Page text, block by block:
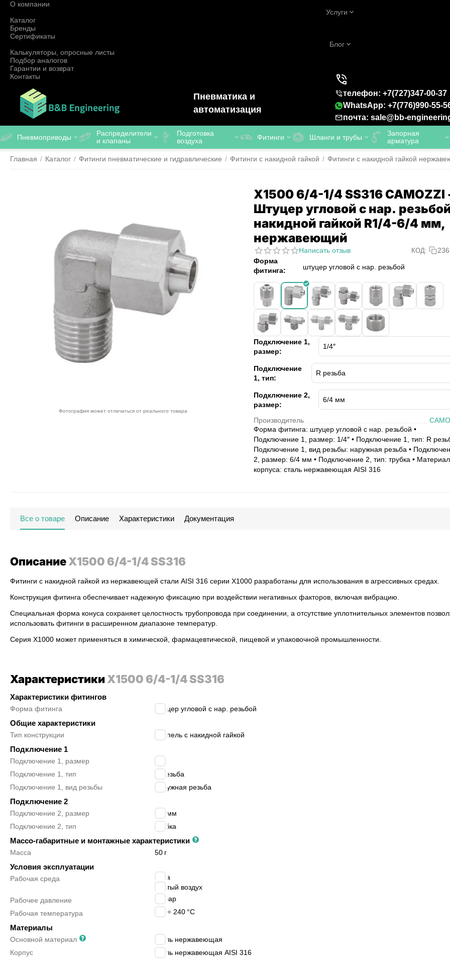
О компании
Услуги
Каталог
Бренды
Сертификаты
Блог
Калькуляторы, опросные листы
Подбор аналогов
Гарантии и возврат
Контакты
Пневматика и
автоматизация
телефон: +7(727)347-00-37
WhatsApp: +7(776)990-55-
почта: sale@bb-
Пневмоприводы
Распределители
и клапаны
Подготовка
воздуха
Фитинги Шланги и трубы
Запорная
арматура
Главная / Каталог / Фитинги пневматические и гидравлические / Фитинги с накидной гайкой / Фитинги с накидной гайкой
Фотография может отличаться от реального товара
X1500 6/4-1/4 SS316 CAMOZZI
Штуцер угловой с нар.
накидной гайкой R1/4-6/4 мм,
нержавеющий
Написать отзыв КОД:
Форма
фитинга:
штуцер угловой с нар. резьбой
Подключение 1,
размер:
Подключение
1, тип:
Подключение 2,
размер:
Производитель
Форма фитинга: штуцер угловой с нар. резьбой •
Подключение 1, размер: 1/4″ • Подключение 1, тип: R
Подключение 1, вид резьбы: наружная резьба •
2, размер: 6/4 мм • Подключение 2, тип: трубка • Материал
корпуса: сталь нержавеющая AISI 316
Все о товаре Описание Характеристики Документация
ОписаниеX1500 6/4-1/4 SS316
Фитинги с накидной гайкой из нержавеющей стали AISI 316 серии X1000 разработаны для использования в агрессивных средах.
Конструкция фитинга обеспечивает надежную фиксацию при воздействии негативных факторов, включая вибрацию.
Специальная форма конуса сохраняет целостность трубопровода при соединении, а отсутствие уплотнительных элементов
использовать фитинги в расширенном диапазоне температур.
Серия X1000 может применяться в химической, фармацевтической, пищевой и упаковочной промышленности.
ХарактеристикиX1500 6/4-1/4 SS316
Характеристики фитингов
Форма фитинга штуцер угловой с нар. резьбой
Общие характеристики
Тип конструкции ниппель с накидной гайкой
Подключение 1
Подключение 1, размер
Подключение 1, тип
R резьба
Подключение 1, вид резьбы
наружная резьба
Подключение 2
Подключение 2, размер
6/4 мм
Подключение 2, тип
трубка
Массо-габаритные и монтажные характеристики
Масса 50 г
Условия эксплуатации
Рабочая среда
вода
сжатый воздух
Рабочее давление
бар
Рабочая температура
-60 ÷ 240 °C
Материалы
Основной материал
сталь нержавеющая
Корпус
сталь нержавеющая AISI 316